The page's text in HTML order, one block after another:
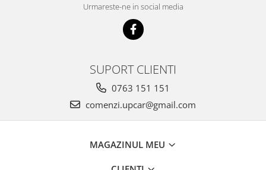
Urmareste-ne in social media
SUPORT CLIENTI
0763 151 151
comenzi.upcar@gmail.com
MAGAZINUL MEU